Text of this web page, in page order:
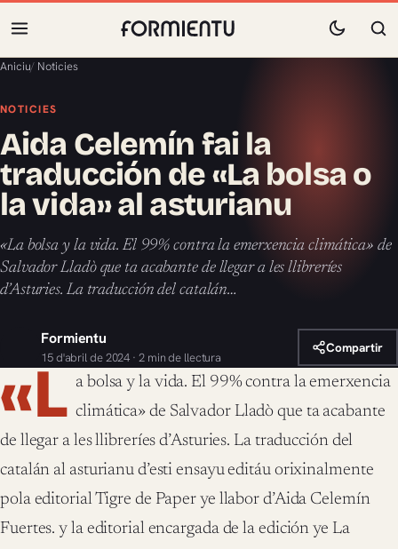
Aniciu/ Noticies
NOTICIES
Aida Celemín fai la
traducción de «La bolsa o
la vida» al asturianu
«La bolsa y la vida. El 99% contra la emerxencia climática» de
Salvador Lladò que ta acabante de llegar a les llibreríes
d’Asturies. La traducción del catalán…
Formientu
15 d'abril de 2024 · 2 min de llectura
Compartir
«L a bolsa y la vida. El 99% contra la emerxencia
climática» de Salvador Lladò que ta acabante
de llegar a les llibreríes d’Asturies. La traducción del
catalán al asturianu d’esti ensayu editáu orixinalmente
pola editorial Tigre de Paper ye llabor d’Aida Celemín
Fuertes. y la editorial encargada de la edición ye La